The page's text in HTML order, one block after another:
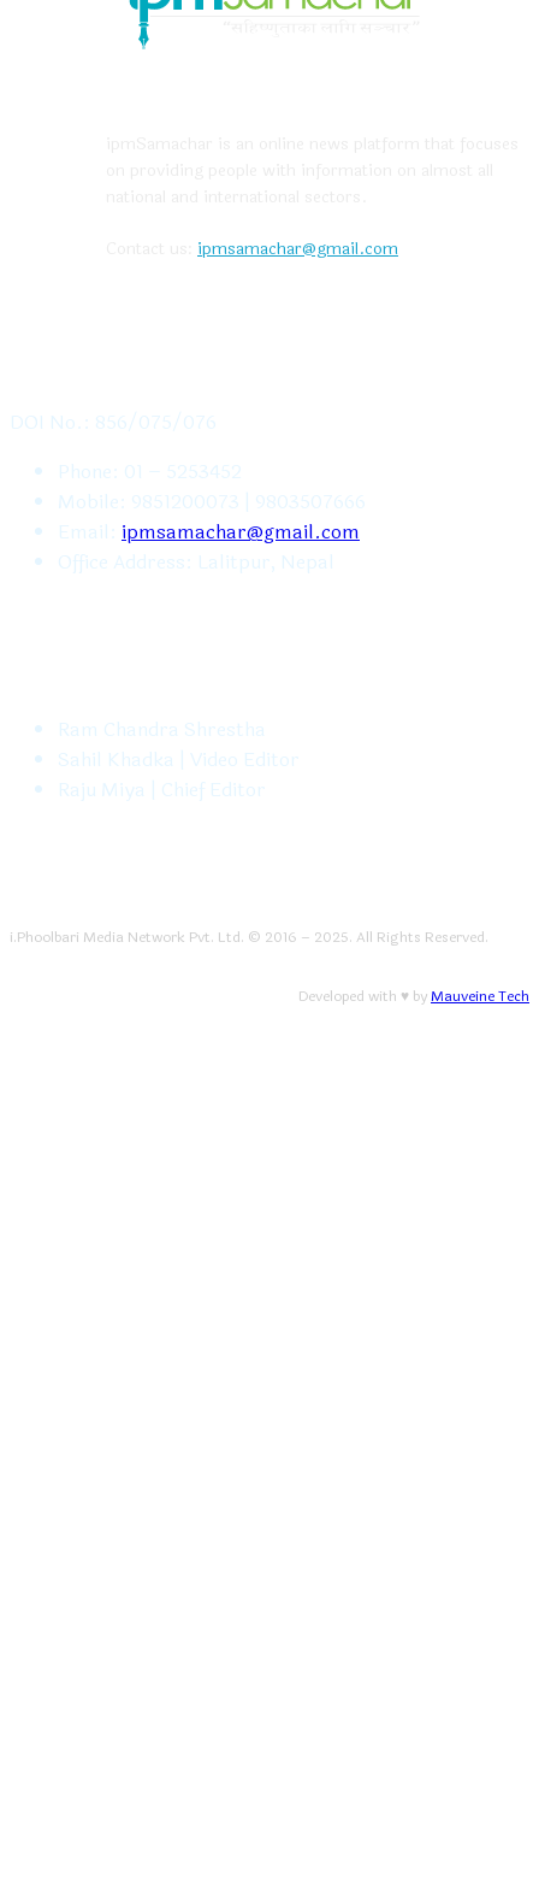
ipmsamachar@gmail.com
DOI No.: 856/075/076
Phone: 01 – 5253452
Mobile: 9851200073 | 9803507666
Email: ipmsamachar@gmail.com
Office Address: Lalitpur, Nepal
Ram Chandra Shrestha
Sahil Khadka | Video Editor
Raju Miya | Chief Editor
i.Phoolbari Media Network Pvt. Ltd. © 2016 – 2025. All Rights Reserved.
Developed with ♥ byMauveine Tech